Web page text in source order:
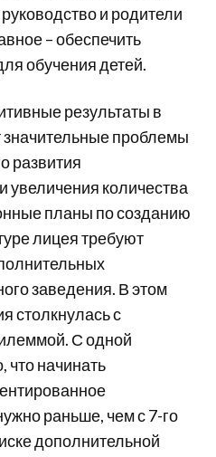
и родители
– обеспечить
обучения детей.
результаты в
значительные проблемы
развития
увеличения количества
планы по созданию
лицея требуют
заведения. В этом
столкнулась с
С одной
что начинать
раньше, чем с 7-го
дополнительной